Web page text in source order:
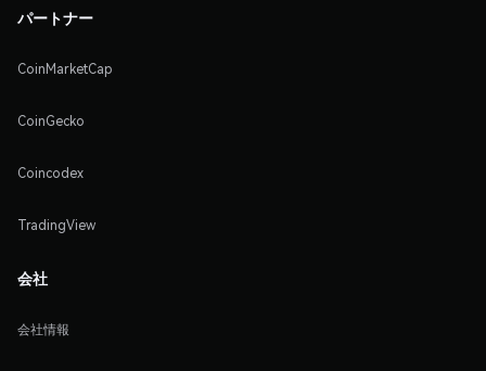
パートナー
CoinMarketCap
CoinGecko
Coincodex
TradingView
会社
会社情報